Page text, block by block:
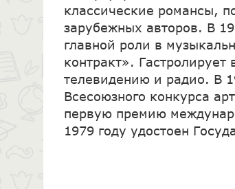
классические романсы,
зарубежных авторов. В
главной роли в
контракт».
телевидению и радио. В
Всесоюзного конкурса
первую премию
1979 году удостоен